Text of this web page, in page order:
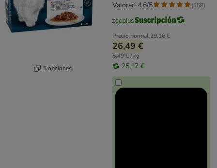
5 opciones
Precio normal 29,16 €
26,49 €
6,49 € / kg
25,17 €
Valorar: 4.6/5 (158)